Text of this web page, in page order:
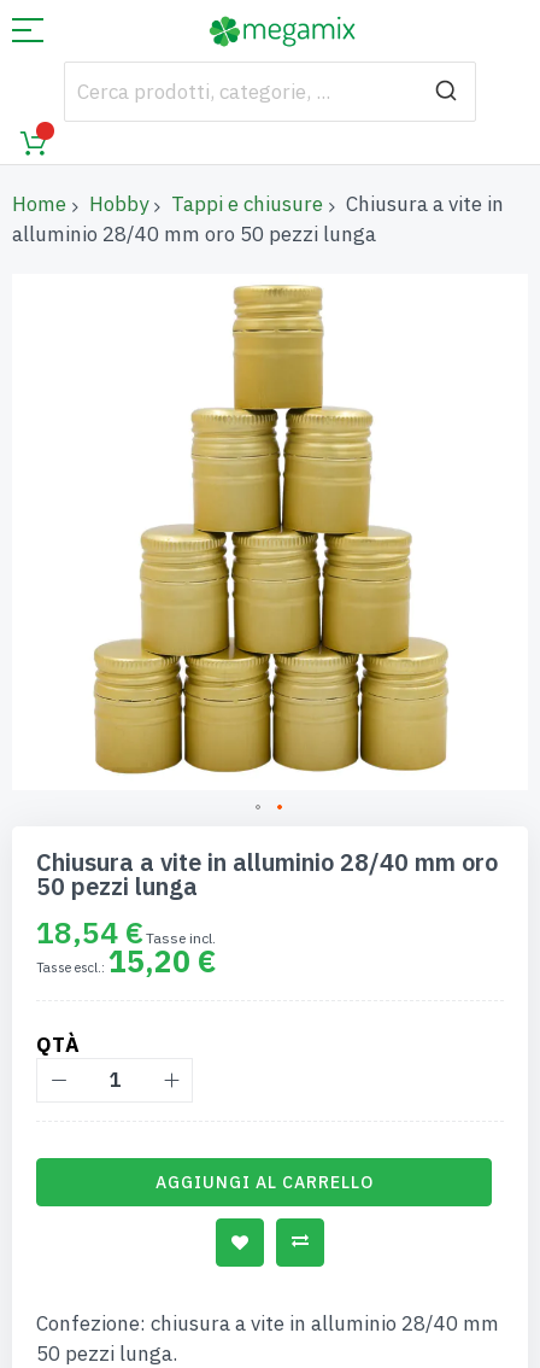
Home Hobby Tappi e chiusure
Chiusura a vite in
alluminio 28/40 mm oro 50 pezzi lunga
all'inizio
della
galleria
immagini
Chiusura a vite in alluminio 28/40 mm oro
50 pezzi lunga
18,54 €
15,20 €
QTÀ
AGGIUNGI AL CARRELLO
Confezione: chiusura a vite in alluminio 28/40 mm
50 pezzi lunga.